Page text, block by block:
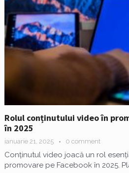
Rolul conținutului video în
în 2025
ianuarie 21, 2025 0 comment
Conținutul video joacă un rol
promovare pe Facebook în 2025.